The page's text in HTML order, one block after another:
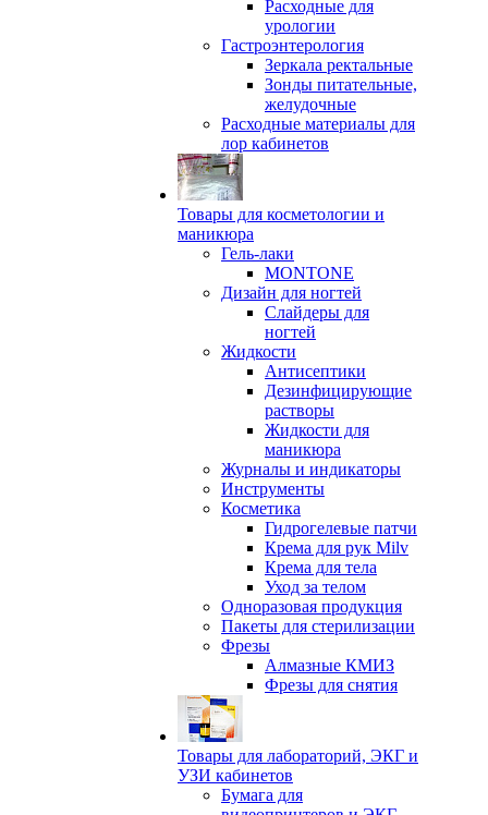
Расходные для
урологии
Гастроэнтерология
Зеркала ректальные
Зонды питательные,
желудочные
Расходные материалы для
лор кабинетов
Товары для косметологии и
маникюра
Гель-лаки
MONTONE
Дизайн для ногтей
Слайдеры для
ногтей
Жидкости
Антисептики
Дезинфицирующие
растворы
Жидкости для
маникюра
Журналы и индикаторы
Инструменты
Косметика
Гидрогелевые патчи
Крема для рук Milv
Крема для тела
Уход за телом
Одноразовая продукция
Пакеты для стерилизации
Фрезы
Алмазные КМИЗ
Фрезы для снятия
Товары для лабораторий, ЭКГ и
УЗИ кабинетов
Бумага для